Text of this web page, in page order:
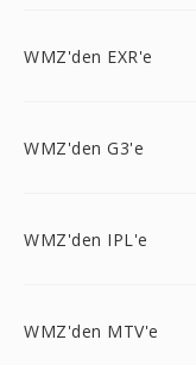
WMZ'den EXR'e
WMZ'den G3'e
WMZ'den IPL'e
WMZ'den MTV'e